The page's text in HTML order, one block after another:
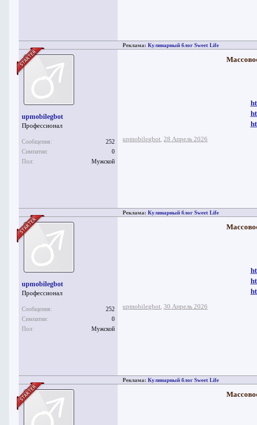
Реклама: Кулинарный блог Sweet Life
upmobilegbot
Профессионал
Сообщения:
252
Симпатии:
0
Пол:
Мужской
upmobilegbot 28 Апрель 2026
Реклама: Кулинарный блог Sweet Life
upmobilegbot
Профессионал
Сообщения:
252
Симпатии:
0
Пол:
Мужской
upmobilegbot 30 Апрель 2026
Реклама: Кулинарный блог Sweet Life